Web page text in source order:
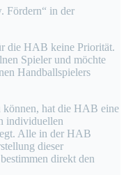
Fördern“ in der
die HAB keine Priorität.
Spieler und möchte
Handballspielers
können, hat die HAB eine
individuellen
Alle in der HAB
dieser
direkt den